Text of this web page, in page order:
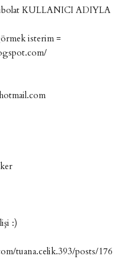
KULLANICI ADIYLA
isterim =
:)
tuana.celik.393/posts/176